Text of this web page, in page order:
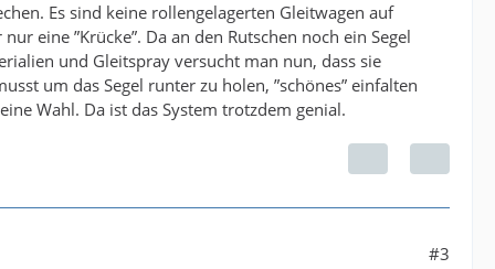
Es sind keine rollengelagerten Gleitwagen auf
eine ”Krücke”. Da an den Rutschen noch ein Segel
und Gleitspray versucht man nun, dass sie
um das Segel runter zu holen, ”schönes” einfalten
Wahl. Da ist das System trotzdem genial.
#3